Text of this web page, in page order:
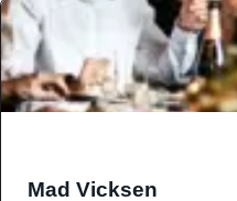
Mad Vicksen